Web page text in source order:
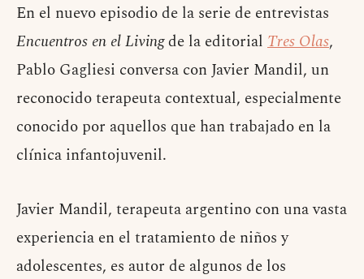
En el nuevo episodio de la serie de entrevistas
Encuentros en el Livingde la editorial Tres Olas,
Pablo Gagliesi conversa con Javier Mandil, un
reconocido terapeuta contextual, especialmente
conocido por aquellos que han trabajado en la
clínica infantojuvenil.
Javier Mandil, terapeuta argentino con una vasta
experiencia en el tratamiento de niños y
adolescentes, es autor de algunos de los